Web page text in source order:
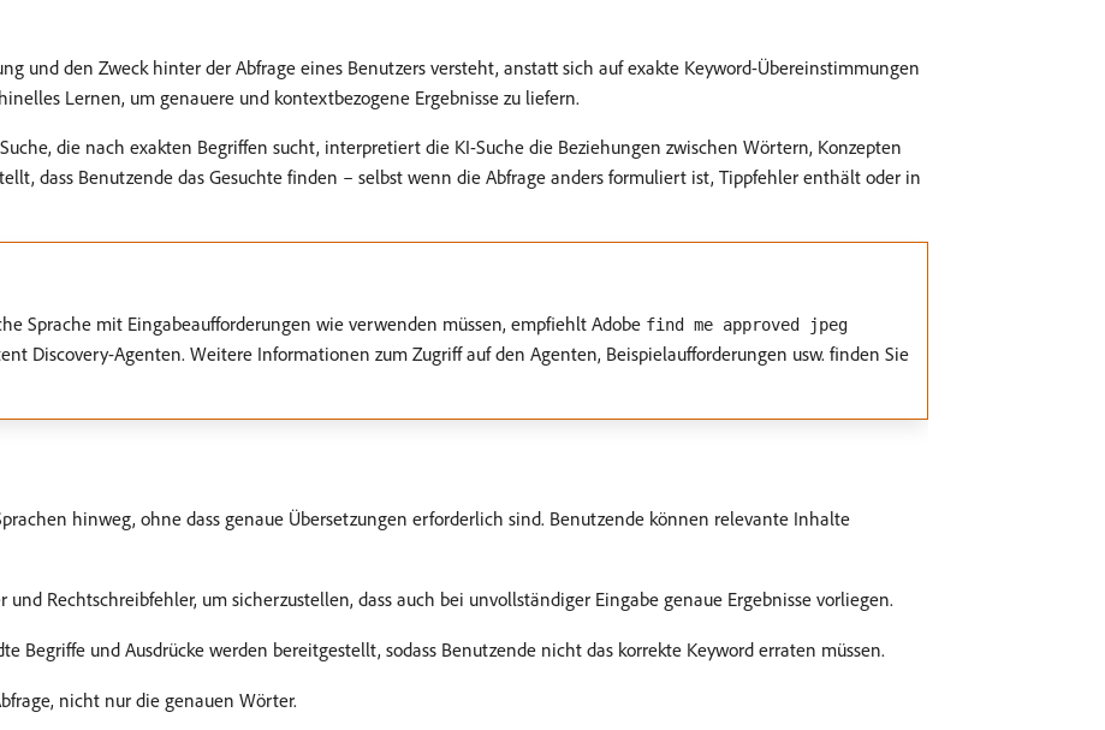
und den Zweck hinter der Abfrage eines Benutzers versteht, anstatt sich auf exakte Keyword-Übereinstimmungen
Lernen, um genauere und kontextbezogene Ergebnisse zu liefern.
die nach exakten Begriffen sucht, interpretiert die KI-Suche die Beziehungen zwischen Wörtern, Konzepten
dass Benutzende das Gesuchte finden – selbst wenn die Abfrage anders formuliert ist, Tippfehler enthält oder in
Sprache mit Eingabeaufforderungen wie verwenden müssen, empfiehlt Adobe find me approved jpeg
Discovery-Agenten. Weitere Informationen zum Zugriff auf den Agenten, Beispielaufforderungen usw. finden Sie
hinweg, ohne dass genaue Übersetzungen erforderlich sind. Benutzende können relevante Inhalte
Rechtschreibfehler, um sicherzustellen, dass auch bei unvollständiger Eingabe genaue Ergebnisse vorliegen.
Begriffe und Ausdrücke werden bereitgestellt, sodass Benutzende nicht das korrekte Keyword erraten müssen.
nicht nur die genauen Wörter.